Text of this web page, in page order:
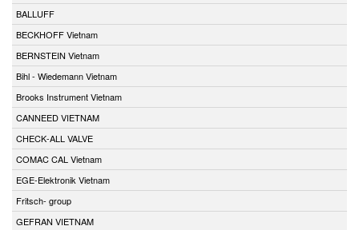
BALLUFF
BECKHOFF Vietnam
BERNSTEIN Vietnam
Bihl - Wiedemann Vietnam
Brooks Instrument Vietnam
CANNEED VIETNAM
CHECK-ALL VALVE
COMAC CAL Vietnam
EGE-Elektronik Vietnam
Fritsch- group
GEFRAN VIETNAM